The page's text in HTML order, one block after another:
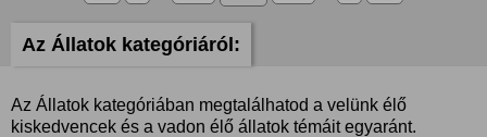
Az Állatok kategóriáról:
Az Állatok kategóriában megtalálhatod a velünk élő
kiskedvencek és a vadon élő állatok témáit egyaránt.